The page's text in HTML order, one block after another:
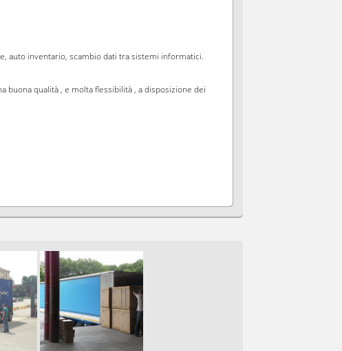
auto inventario, scambio dati tra sistemi informatici.
qualità , e molta flessibilità , a disposizione dei